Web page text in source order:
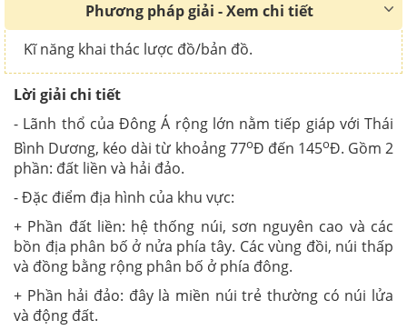
Phương pháp giải - Xem chi tiết
Kĩ năng khai thác lược đồ/bản đồ.
Lời giải chi tiết
- Lãnh thổ của Đông Á rộng lớn nằm tiếp giáp với Thái
Bình Dương, kéo dài từ khoảng 77oĐ đến 145oĐ. Gồm 2
phần: đất liền và hải đảo.
- Đặc điểm địa hình của khu vực:
+ Phần đất liền: hệ thống núi, sơn nguyên cao và các
bồn địa phân bố ở nửa phía tây. Các vùng đồi, núi thấp
và đồng bằng rộng phân bố ở phía đông.
+ Phần hải đảo: đây là miền núi trẻ thường có núi lửa
và động đất.